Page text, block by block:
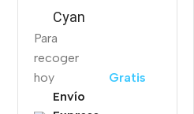
Cyan
Para
recoger
hoy
Gratis
Envío